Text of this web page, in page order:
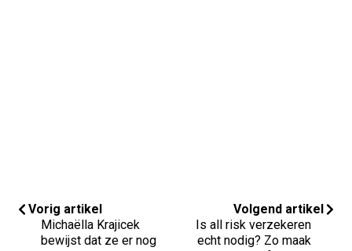
Vorig artikel
Michaëlla Krajicek
bewijst dat ze er nog
Volgend artikel
Is all risk verzekeren
echt nodig? Zo maak